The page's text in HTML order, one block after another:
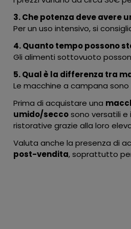
3. Che potenza deve avere
Per un uso intensivo, si
4. Quanto tempo possono
Gli alimenti sottovuoto
5. Qual è la differenza tra
Le macchine a campana
Prima di acquistare una
umido/seccosono versatili e
ristorative grazie alla loro
Valuta anche la presenza di
post-vendita, soprattutto